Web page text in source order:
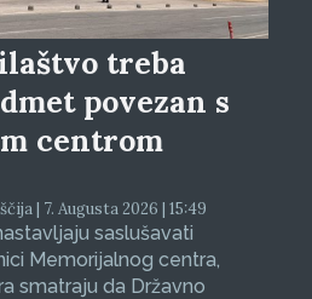
treba
povezan s
centrom
| 7. Augusta 2026 | 15:49
saslušavati
Memorijalnog centra,
smatraju da Državno